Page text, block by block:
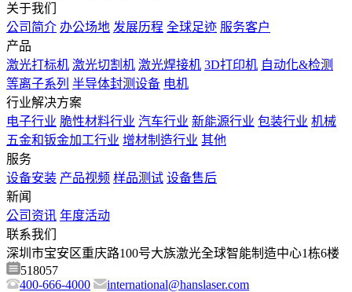
关于我们
公司简介 办公场地 发展历程 全球足迹 服务客户
产品
激光打标机 激光切割机 激光焊接机 3D打印机 自动化&检测
等离子系列 半导体封测设备 电机
行业解决方案
电子行业 脆性材料行业 汽车行业 新能源行业 包装行业 机械
五金和钣金加工行业 增材制造行业 其他
服务
设备安装 产品视频 样品测试 设备售后
新闻
公司资讯 年度活动
联系我们
深圳市宝安区重庆路100号大族激光全球智能制造中心1栋6楼
518057
400-666-4000
international@hanslaser.com